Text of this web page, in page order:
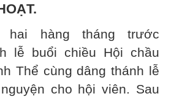
hai hàng tháng trước
lễ buổi chiều Hội chầu
Thể cùng dâng thánh lễ
cho hội viên. Sau